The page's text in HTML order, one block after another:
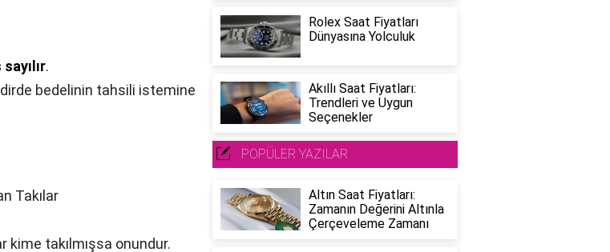
.
bedelinin tahsili istemine
Takılar
kime takılmışsa onundur.
Rolex Saat Fiyatları
Dünyasına Yolculuk
Akıllı Saat Fiyatları:
Trendleri ve Uygun
Seçenekler
POPÜLER YAZILAR
Altın Saat Fiyatları:
Zamanın Değerini Altınla
Çerçeveleme Zamanı